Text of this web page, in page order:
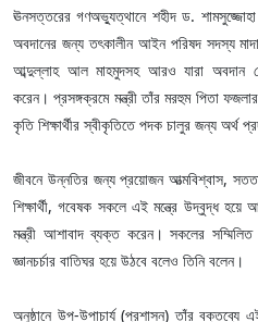
ঊনসত্তরের গণঅভ্যুত্থানে শহীদ ড. শামসুজ্জোহা
অবদানের জন্য তৎকালীন আইন পরিষদ সদস্য
আব্দুল্লাহ আল মাহমুদসহ আরও যারা অবদান
করেন। প্রসঙ্গক্রমে মন্ত্রী তাঁর মরহুম পিতা ফজলার
কৃতি শিক্ষার্থীর স্বীকৃতিতে পদক চালুর জন্য অর্থ
জীবনে উন্নতির জন্য প্রয়োজন আত্মবিশ্বাস,
শিক্ষার্থী, গবেষক সকলে এই মন্ত্রে উদ্বুদ্ধ হয়ে
মন্ত্রী আশাবাদ ব্যক্ত করেন। সকলের সম্মিলিত
জ্ঞানচর্চার বাতিঘর হয়ে উঠবে বলেও তিনি বলেন।
অনুষ্ঠানে উপ-উপাচার্য (প্রশাসন) তাঁর বক্তব্যে